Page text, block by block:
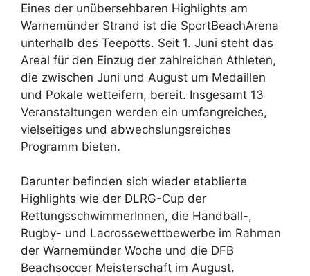
Eines der unübersehbaren Highlights am
Warnemünder Strand ist die SportBeachArena
unterhalb des Teepotts. Seit 1. Juni steht das
Areal für den Einzug der zahlreichen Athleten,
die zwischen Juni und August um Medaillen
und Pokale wetteifern, bereit. Insgesamt 13
Veranstaltungen werden ein umfangreiches,
vielseitiges und abwechslungsreiches
Programm bieten.
Darunter befinden sich wieder etablierte
Highlights wie der DLRG-Cup der
RettungsschwimmerInnen, die Handball-,
Rugby- und Lacrossewettbewerbe im Rahmen
der Warnemünder Woche und die DFB
Beachsoccer Meisterschaft im August.